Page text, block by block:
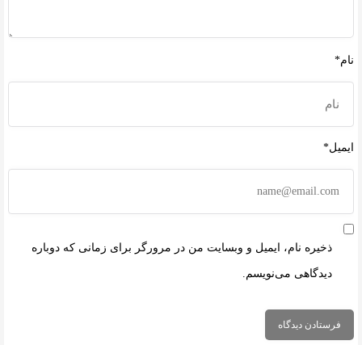
نام*
ایمیل*
ذخیره نام، ایمیل و وبسایت من در مرورگر برای زمانی که دوباره
دیدگاهی می‌نویسم.